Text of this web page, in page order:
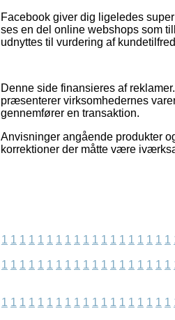
Facebook giver dig ligeledes
ses en del online webshops som
udnyttes til vurdering af
Denne side finansieres af
præsenterer virksomhedernes
gennemfører en transaktion.
Anvisninger angående produkter
korrektioner der måtte være
1 1 1 1 1 1 1 1 1 1 1 1 1 1 1 1 1 1 1
1 1 1 1 1 1 1 1 1 1 1 1 1 1 1 1 1 1 1
1 1 1 1 1 1 1 1 1 1 1 1 1 1 1 1 1 1 1